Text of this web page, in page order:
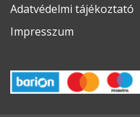
Adatvédelmi tájékoztató
Impresszum